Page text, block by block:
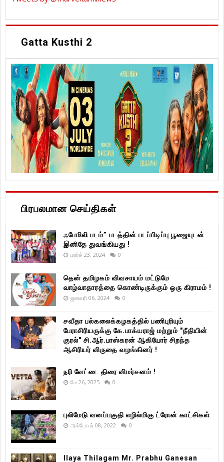
Gatta Kusthi 2
பிரபலமான செய்திகள்
ஃபேமிலி படம்” படத்தின் படப்பிடிப்பு பூஜையுடன்
இனிதே துவங்கியது !
மார்ச் 23, 2024 0
தென் தமிழகம் விவசாயம் மட்டுமே
வாழ்வாதாரத்தை கொண்டிருக்கும் ஒரு கிராமம் !
ஜனவரி 06, 2024 0
சவீதா பல்கலைக்கழகத்தில் பணிபுரியும்
பேராசிரியருக்கு கே.பாக்யராஜ் மற்றும் "நீதியின்
குரல்" சி.ஆர்.பாஸ்கரன் ஆகியோர் சிறந்த
ஆசிரியர் விருதை வழங்கினர் !
நரி வேட்டை திரை விமர்சனம் !
மே 26, 2025 0
புலிமேடு வனப்பகுதி எழில்மிகு ட்ரோன் காட்சிகள்
அக்டோபர் 08, 2022 0
Ilaya Thilagam Mr. Prabhu Ganesan